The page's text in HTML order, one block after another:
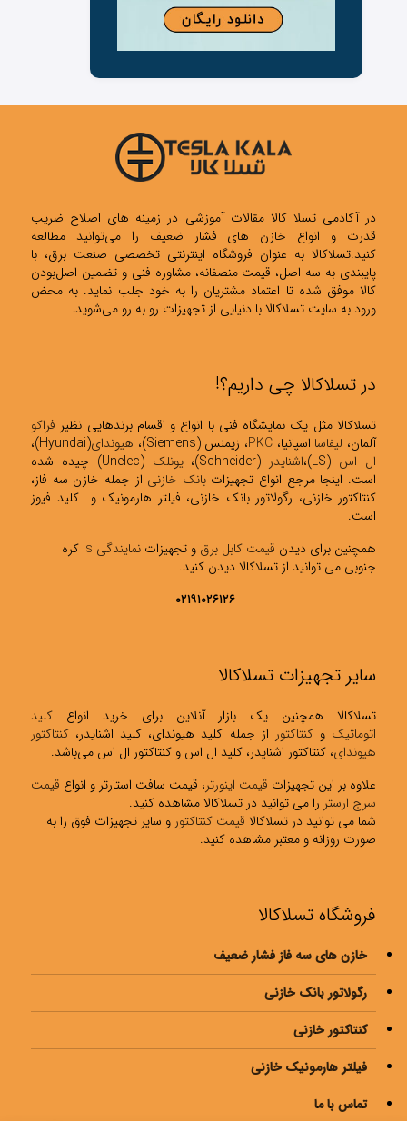
در آکادمی تسلا کالا مقالات آموزشی در زمینه های اصلاح ضریب
قدرت و انواع خازن های فشار ضعیف را می‌توانید مطالعه
کنید.تسلاکالا به عنوان فروشگاه اینترنتی تخصصی صنعت برق، با
پایبندی به سه اصل، قیمت منصفانه، مشاوره فنی و تضمین اصل‌بودن
کالا موفق شده تا اعتماد مشتریان را به خود جلب نماید. به محض
ورود به سایت تسلاکالا با دنیایی از تجهیزات رو به رو می‌شوید!
در تسلاکالا چی داریم؟!
تسلاکالا مثل یک نمایشگاه فنی با انواع و اقسام برندهایی نظیر فراکو
آلمان، لیفاسا اسپانیا، PKC، زیمنس (Siemens)، هیوندای(Hyundai)،
ال اس (LS)، اشنایدر (Schneider)، یونلک
(Unelec) چیده شده
است. اینجا مرجع انواع تجهیزاتبانک خازنی از جمله خازن سه فاز،
کنتاکتور خازنی، رگولاتور بانک خازنی، فیلتر هارمونیک و کلید فیوز
است.
همچنین برای دیدن قیمت کابل برق و تجهیزات نمایندگی ls
کره
جنوبی می توانید از تسلاکالا دیدن کنید.
۰۲۱۹۱۰۲۶۱۲۶
سایر تجهیزات تسلاکالا
تسلاکالا همچنین یک بازار آنلاین برای خرید انواع کلید
اتوماتیک وکنتاکتور از جمله کلید هیوندای، کلید اشنایدر، کنتاکتور
هیوندای، کنتاکتور اشنایدر، کلید ال اس و کنتاکتور ال اس می‌باشد.
علاوه بر این تجهیزات قیمت اینورتر، قیمت سافت استارتر و انواع قیمت
سرج ارستر را می توانید در تسلاکالا مشاهده کنید.
شما می توانید در تسلاکالا قیمت کنتاکتور و سایر تجهیزات فوق را به
صورت روزانه و معتبر مشاهده کنید.
فروشگاه تسلاکالا
خازن های سه فاز فشار ضعیف
رگولاتور بانک خازنی
کنتاکتور خازنی
فیلتر هارمونیک خازنی
تماس با ما